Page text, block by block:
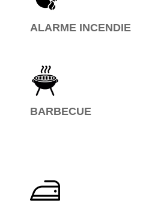
ALARME INCENDIE
BARBECUE